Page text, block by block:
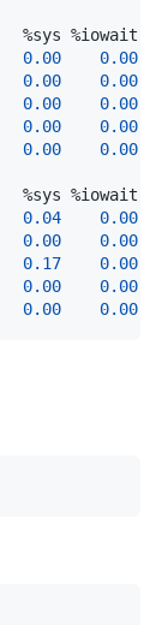
0.00
0.00
0.00
0.00
0.00
0.00
0.00
0.00
0.00 0.00
0.04
0.00
0.00
0.00
0.17
0.00
0.00
0.00
0.00 0.00